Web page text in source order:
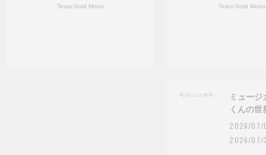
Team Gold Moon Team Gold Moon
ミュージ
くんの世
2026/
2026/07/